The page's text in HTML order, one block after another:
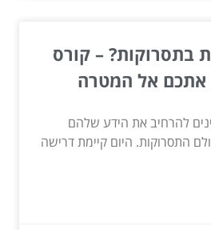
בתסרוקות? – קורס
אתכם אל המטרה
להרחיב את הידע שלהם
התסרוקות. היום קיימת דרישה